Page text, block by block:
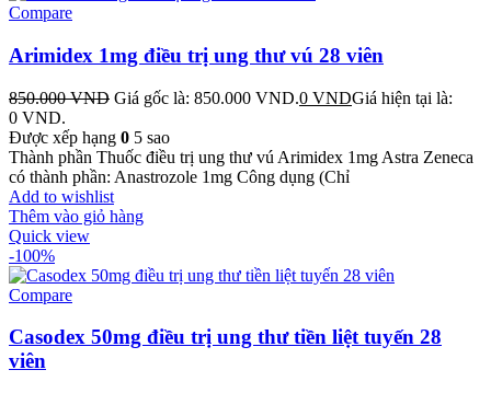
Compare
Arimidex 1mg điều trị ung thư vú 28 viên
850.000VND Giá gốc là: 850.000 VND.0 VNDGiá hiện tại là:
0 VND.
Được xếp hạng 0 5 sao
Thành phần Thuốc điều trị ung thư vú Arimidex 1mg Astra Zeneca
có thành phần: Anastrozole 1mg Công dụng (Chỉ
Add to wishlist
Thêm vào giỏ hàng
Quick view
-100%
Compare
Casodex 50mg điều trị ung thư tiền liệt tuyến 28
viên